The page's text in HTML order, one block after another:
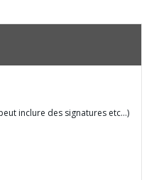
inclure des signatures etc…)